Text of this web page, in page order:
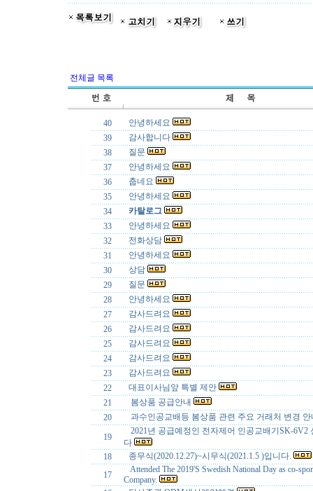
전체글 목록
40
안녕하세요
39
감사합니다
38
질문
37
안녕하세요
36
춥네요
35
안녕하세요
34
카탈로그
33
안녕하세요
32
전화상담
31
안녕하세요
30
상담
29
질문
28
안녕하세요
27
감사드려요
26
감사드려요
25
감사드려요
24
감사드려요
23
감사드려요
22
대표이사님앞 특별 제안
21
봄상품 공급안내
20
과수인공교배등 봄상품 관련 주요 거래처 변경
19
2021년 공급예정인 전자제어 인공교배기SK-6V2
다
18
종무식(2020.12.27)~시무식(2021.1.5 )입니다.
17
Attended The 2019'S Swedish National Day as co-
Company.